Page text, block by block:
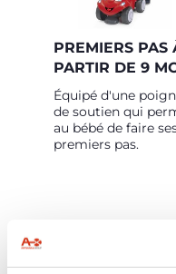
PREMIERS PAS
PARTIR DE 9
Équipé d'une
de soutien qui
au bébé de faire
premiers pas.